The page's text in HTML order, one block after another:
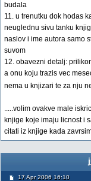
budala
11. u trenutku dok hodas
neuglednu sivu tanku
naslov i ime autora samo
suvom
12. obavezni detalj:
a onu koju trazis vec
nema u knjizari te za nju
.....volim ovakve male
knjige koje imaju licnost i
citati iz knjige kada
17 Apr 2006 16:10